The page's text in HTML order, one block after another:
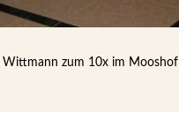
Wittmann zum 10x im Mooshof